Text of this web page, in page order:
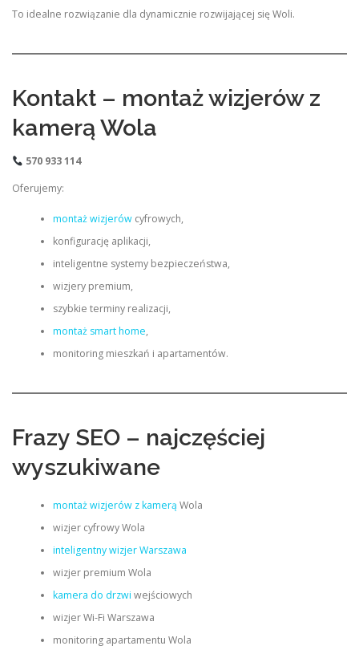
To idealne rozwiązanie dla dynamicznie rozwijającej się Woli.
Kontakt – montaż wizjerów z
kamerą Wola
570 933 114
Oferujemy:
montaż wizjerówcyfrowych,
konfigurację aplikacji,
inteligentne systemy bezpieczeństwa,
wizjery premium,
szybkie terminy realizacji,
montaż smart home,
monitoring mieszkań i apartamentów.
Frazy SEO – najczęściej
wyszukiwane
montaż wizjerów z kamerą Wola
wizjer cyfrowy Wola
inteligentny wizjer Warszawa
wizjer premium Wola
kamera do drzwi wejściowych
wizjer Wi-Fi Warszawa
monitoring apartamentu Wola